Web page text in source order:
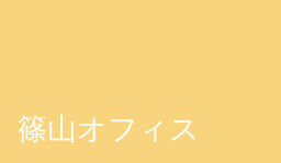
篠山オフィス